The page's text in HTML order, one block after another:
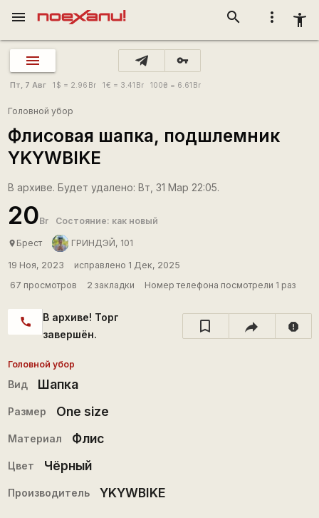
more_vert accessibility_new
search
menu
vpn_key
Пт, 7 Авг 1 $ = 2.96 Br 1€ = 3.41 Br 100₴ = 6.61 Br
Головной убор
Флисовая шапка, подшлемник
YKYWBIKE
В архиве. Будет удалено: Вт, 31 Мар 22:05.
20Br Состояние: как новый
place Брест ГРИНДЭЙ, 101
19 Ноя, 2023
исправлено 1 Дек, 2025
67 просмотров
2 закладки Номер телефона посмотрели 1 раз
call
В архиве! Торг
завершён.
report
Головной убор
Вид Шапка
Размер One size
Материал Флис
Цвет Чёрный
Производитель YKYWBIKE